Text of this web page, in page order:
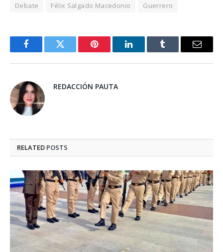
Debate Félix Salgado Macedonio Guerrero
FacebookTwitter Pinterest LinkedInTumblr Email
REDACCIÓN PAUTA
RELATED POSTS